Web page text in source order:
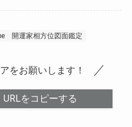
開運家相方位図面鑑定
をお願いします！
URLをコピーする